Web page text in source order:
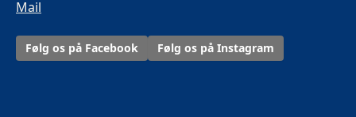
Mail
Følg os på Facebook Følg os på Instagram